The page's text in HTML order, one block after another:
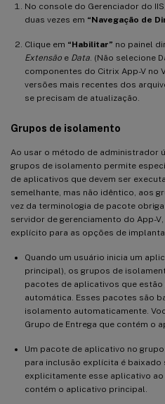
No console do Gerenciador do
duas vezes em “Navegação de
Clique em “Habilitar” no painel
Extensão e Data . (Não selecione
componentes do Citrix App-V no
versões mais recentes dos
se precisam de atualização.
Grupos de isolamento
Ao usar o método de administrador
grupos de isolamento permite
de aplicativos que devem ser
semelhante, mas não idêntico, aos
vez da terminologia de pacote
servidor de gerenciamento do App-
explícito para as opções de
Quando um usuário inicia um
principal), os grupos de
pacotes de aplicativos que
automática. Esses pacotes são
isolamento automaticamente.
Grupo de Entrega que contém o
Um pacote de aplicativo no
para inclusão explícita é baixado
explicitamente esse aplicativo
contém o aplicativo principal.